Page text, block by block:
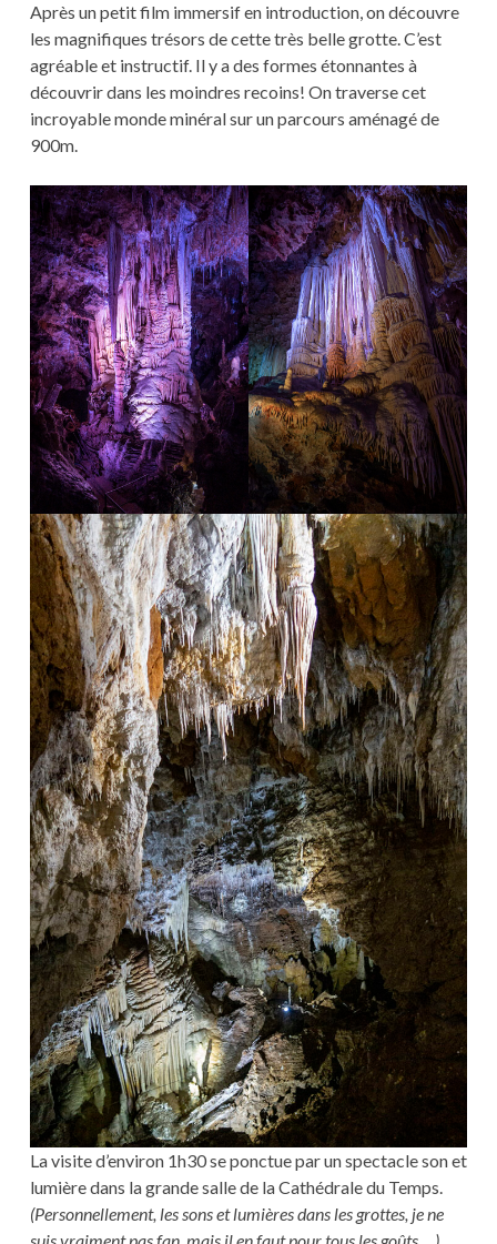
Après un petit film immersif en introduction, on découvre
les magnifiques trésors de cette très belle grotte. C’est
agréable et instructif. Il y a des formes étonnantes à
découvrir dans les moindres recoins! On traverse cet
incroyable monde minéral sur un parcours aménagé de
900m.
La visite d’environ 1h30 se ponctue par un spectacle son et
lumière dans la grande salle de la Cathédrale du Temps.
(Personnellement, les sons et lumières dans les grottes, je ne